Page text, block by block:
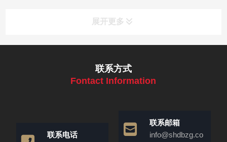
展开更多
联系方式
Fontact Information
联系电话
联系邮箱
info@shdbzg.co